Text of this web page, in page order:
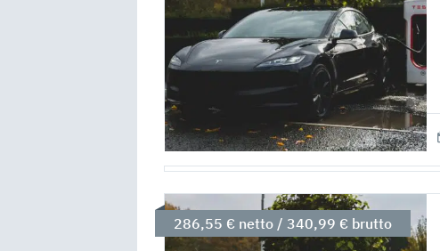
286,55 € netto / 340,99 € brutto